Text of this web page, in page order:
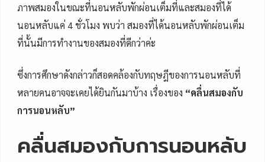
ภาพสมองในขณะที่นอนหลับพักผ่อนเต็มที่และสมองที่ได้
นอนหลับแค่ 4 ชั่วโมง พบว่า สมองที่ได้นอนหลับพักผ่อนเต็ม
ที่นั้นมีการทำงานของสมองที่ดีกว่าค่ะ
ซึ่งการศึกษาดังกล่าวก็สอดคล้องกับทฤษฎีของการนอนหลับที่
หลายคนอาจจะเคยได้ยินกันมาบ้าง เรื่องของ “คลื่นสมองกับ
การนอนหลับ”
คลื่นสมองกับการนอนหลับ